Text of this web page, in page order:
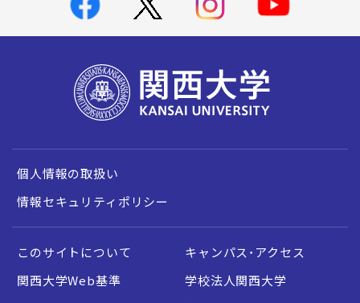
個人情報の取扱い
情報セキュリティポリシー
このサイトについて
キャンパス・アクセス
関西大学Web基準
学校法人関西大学